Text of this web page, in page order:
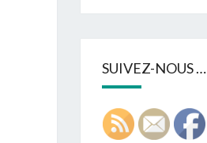
SUIVEZ-NOUS …